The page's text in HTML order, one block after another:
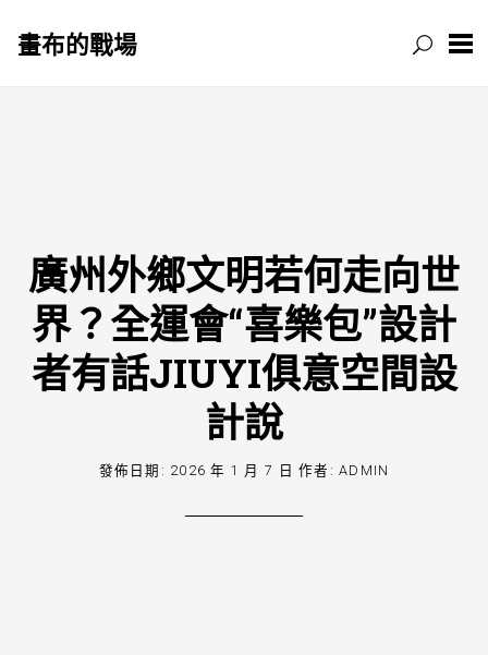
畫布的戰場
廣州外鄉文明若何走向世
界？全運會“喜樂包”設計
者有話JIUYI俱意空間設
計說
發佈日期: 2026 年 1 月 7 日 作者:ADMIN